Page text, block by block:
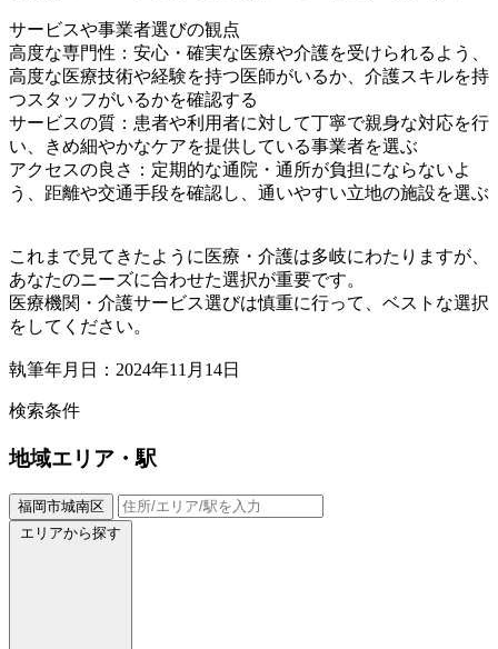
サービスや事業者選びの観点
高度な専門性：安心・確実な医療や介護を受けられるよう、
高度な医療技術や経験を持つ医師がいるか、介護スキルを持
つスタッフがいるかを確認する
サービスの質：患者や利用者に対して丁寧で親身な対応を行
い、きめ細やかなケアを提供している事業者を選ぶ
アクセスの良さ：定期的な通院・通所が負担にならないよ
う、距離や交通手段を確認し、通いやすい立地の施設を選ぶ
これまで見てきたように医療・介護は多岐にわたりますが、
あなたのニーズに合わせた選択が重要です。
医療機関・介護サービス選びは慎重に行って、ベストな選択
をしてください。
執筆年月日：2024年11月14日
検索条件
地域エリア・駅
福岡市城南区
エリアから探す